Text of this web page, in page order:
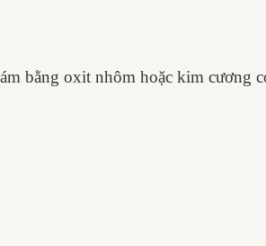
bằng oxit nhôm hoặc kim cương